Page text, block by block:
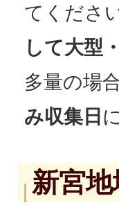
てくださ
して大型
多量の場
み収集日
新宮